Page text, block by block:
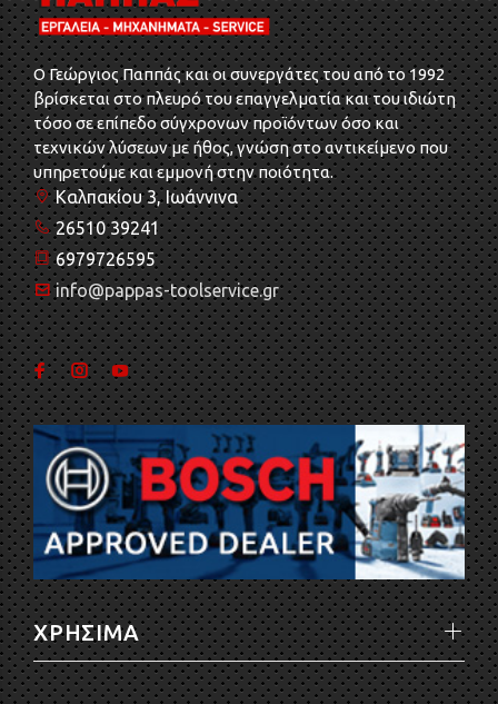
O Γεώργιος Παππάς και οι συνεργάτες του από το 1992
βρίσκεται στο πλευρό του επαγγελματία και του ιδιώτη
τόσο σε επίπεδο σύγχρονων προϊόντων όσο και
τεχνικών λύσεων με ήθος, γνώση στο αντικείμενο που
υπηρετούμε και εμμονή στην ποιότητα.
Καλπακίου 3, Ιωάννινα
26510 39241
6979726595
info@pappas-toolservice.gr
ΧΡΗΣΙΜΑ